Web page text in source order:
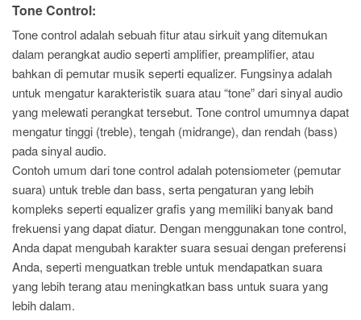
Tone Control:
Tone control adalah sebuah fitur atau sirkuit yang ditemukan
dalam perangkat audio seperti amplifier, preamplifier, atau
bahkan di pemutar musik seperti equalizer. Fungsinya adalah
untuk mengatur karakteristik suara atau “tone” dari sinyal audio
yang melewati perangkat tersebut. Tone control umumnya dapat
mengatur tinggi (treble), tengah (midrange), dan rendah (bass)
pada sinyal audio.
Contoh umum dari tone control adalah potensiometer (pemutar
suara) untuk treble dan bass, serta pengaturan yang lebih
kompleks seperti equalizer grafis yang memiliki banyak band
frekuensi yang dapat diatur. Dengan menggunakan tone control,
Anda dapat mengubah karakter suara sesuai dengan preferensi
Anda, seperti menguatkan treble untuk mendapatkan suara
yang lebih terang atau meningkatkan bass untuk suara yang
lebih dalam.